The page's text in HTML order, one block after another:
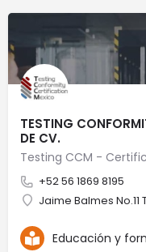
TESTING
DE CV.
Testing CCM -
+52 56 1869 8195
Jaime Balmes No.11
Educación y